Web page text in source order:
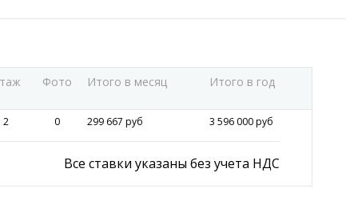
Фото Итого в месяц Итого в год
2 0 299 667 руб 3 596 000 руб
Все ставки указаны без учета НДС